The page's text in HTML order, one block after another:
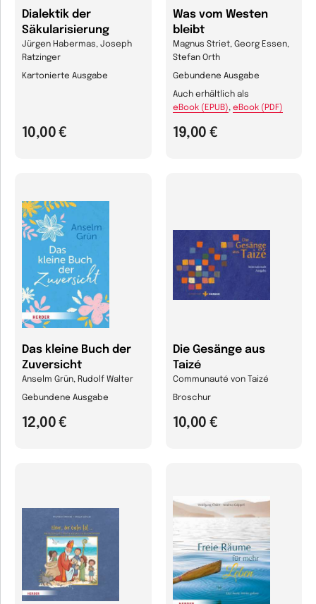
Dialektik der
Säkularisierung
Jürgen Habermas, Joseph
Ratzinger
Kartonierte Ausgabe
10,00 €
Was vom Westen
bleibt
Magnus Striet, Georg Essen,
Stefan Orth
Gebundene Ausgabe
19,00 €
Auch erhältlich als
eBook (EPUB), eBook (PDF)
Das kleine Buch der
Zuversicht
Anselm Grün, Rudolf Walter
Gebundene Ausgabe
12,00 €
Die Gesänge aus
Taizé
Communauté von Taizé
Broschur
10,00 €